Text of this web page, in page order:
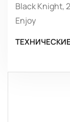
Black Knight,
Enjoy